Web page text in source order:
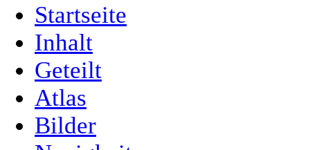
Startseite
Inhalt
Geteilt
Atlas
Bilder